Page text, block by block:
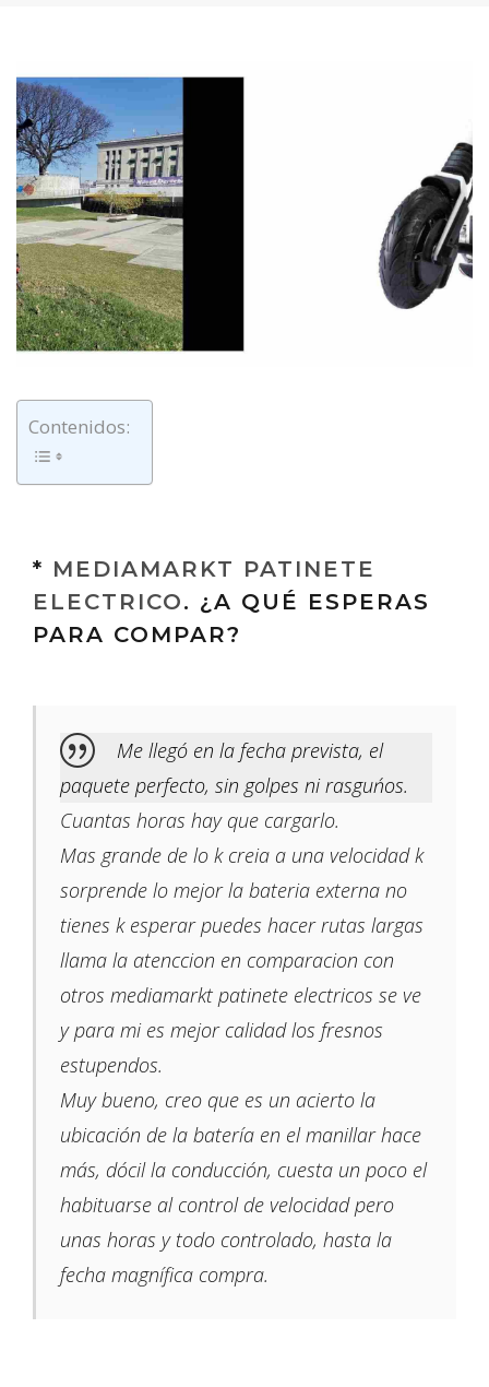
Contenidos:
* MEDIAMARKT PATINETE
ELECTRICO. ¿A QUÉ ESPERAS
PARA COMPAR?
Me llegó en la fecha prevista, el
paquete perfecto, sin golpes ni rasguńos.
Cuantas horas hay que cargarlo.
Mas grande de lo k creia a una velocidad k
sorprende lo mejor la bateria externa no
tienes k esperar puedes hacer rutas largas
llama la atenccion en comparacion con
otros mediamarkt patinete electricos se ve
y para mi es mejor calidad los fresnos
estupendos.
Muy bueno, creo que es un acierto la
ubicación de la batería en el manillar hace
más, dócil la conducción, cuesta un poco el
habituarse al control de velocidad pero
unas horas y todo controlado, hasta la
fecha magnífica compra.